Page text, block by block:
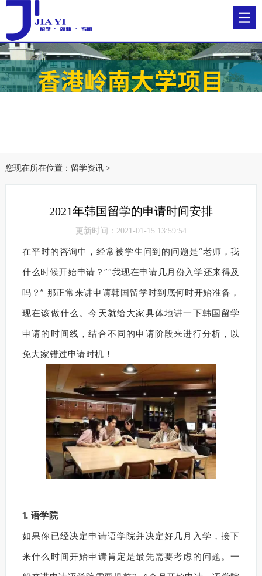
您现在所在位置： 留学资讯>
2021年韩国留学的申请时间安排
更新时间：2021-01-15 13:59:54
在平时的咨询中，经常被学生问到的问题是“老师，我
什么时候开始申请？”“我现在申请几月份入学还来得及
吗？” 那正常来讲申请韩国留学时到底何时开始准备，
现在该做什么。今天就给大家具体地讲一下韩国留学
申请的时间线，结合不同的申请阶段来进行分析，以
免大家错过申请时机！
1. 语学院
如果你已经决定申请语学院并决定好几月入学，接下
来什么时间开始申请肯定是最先需要考虑的问题。一